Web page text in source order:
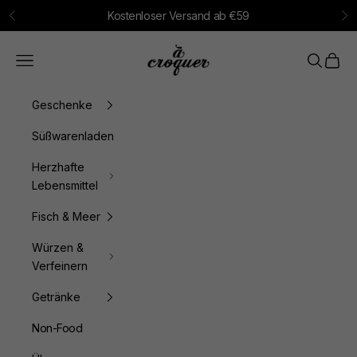
Zum Inhalt springen
Zurück Kostenloser Versand ab €59
à croquer
Menü Suchen
Geschenke
Süßwarenladen
Herzhafte
Lebensmittel
Fisch & Meer
Würzen &
Verfeinern
Getränke
Non-Food